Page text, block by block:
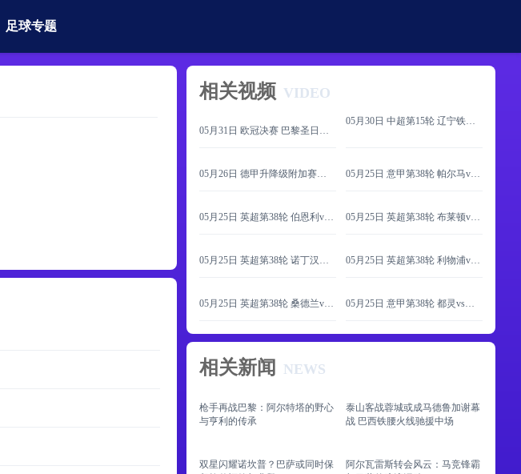
足球专题
相关视频 VIDEO
05月31日 欧冠决赛 巴黎圣日耳曼vs阿森纳 全场录像
05月30日 中超第15轮 辽宁铁人vs上海海港 全场录像
05月26日 德甲升降级附加赛次回合 帕德博恩vs沃尔夫斯堡 全场录像 05月25日 意甲第38轮 帕尔马vs萨索洛 全场录像
05月25日 英超第38轮 伯恩利vs狼队 全场录像 05月25日 英超第38轮 布莱顿vs曼联 全场录像
05月25日 英超第38轮 诺丁汉森林vs伯恩茅斯 全场录像 05月25日 英超第38轮 利物浦vs布伦特福德 全场录像
05月25日 英超第38轮 桑德兰vs切尔西 全场录像 05月25日 意甲第38轮 都灵vs尤文图斯 全场录像
相关新闻 NEWS
枪手再战巴黎：阿尔特塔的野心
与亨利的传承
泰山客战蓉城或成马德鲁加谢幕
战 巴西铁腰火线驰援中场
双星闪耀诺坎普？巴萨或同时保
阿尔瓦雷斯转会风云：马竞锋霸